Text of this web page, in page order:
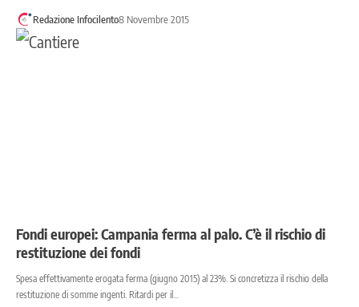
Redazione Infocilento8 Novembre 2015
Fondi europei: Campania ferma al palo. C’è il rischio di
restituzione dei fondi
Spesa effettivamente erogata ferma (giugno 2015) al 23%. Si concretizza il rischio della
restituzione di somme ingenti. Ritardi per il…